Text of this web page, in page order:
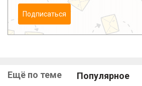
Подписаться
Ещё по теме Популярное